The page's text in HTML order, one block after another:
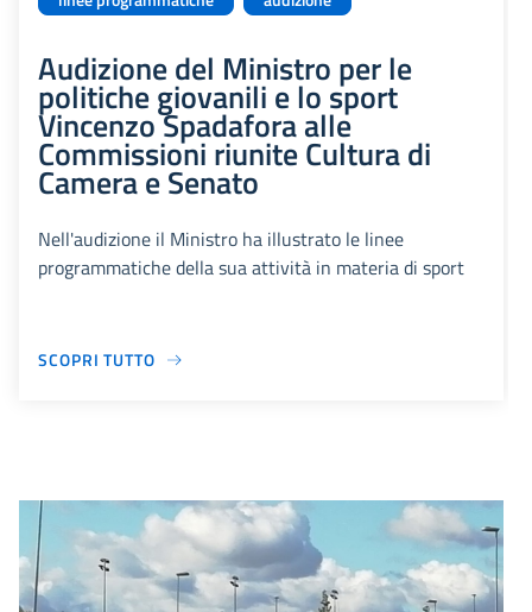
Audizione del Ministro per le
politiche giovanili e lo sport
Vincenzo Spadafora alle
Commissioni riunite Cultura di
Camera e Senato
Nell'audizione il Ministro ha illustrato le linee
programmatiche della sua attività in materia di sport
SCOPRI TUTTO